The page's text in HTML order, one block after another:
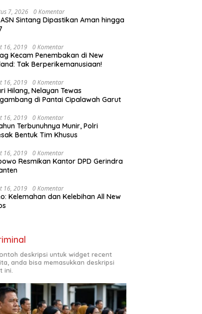
7, 2026 0 Komentar
ASN Sintang Dipastikan Aman hingga
16, 2019 0 Komentar
Kecam Penembakan di New
Tak Berperikemanusiaan!
16, 2019 0 Komentar
Hilang, Nelayan Tewas
di Pantai Cipalawah Garut
16, 2019 0 Komentar
Terbunuhnya Munir, Polri
Bentuk Tim Khusus
16, 2019 0 Komentar
Resmikan Kantor DPD Gerindra
16, 2019 0 Komentar
Kelemahan dan Kelebihan All New
deskripsi untuk widget recent
anda bisa memasukkan deskripsi
ini.